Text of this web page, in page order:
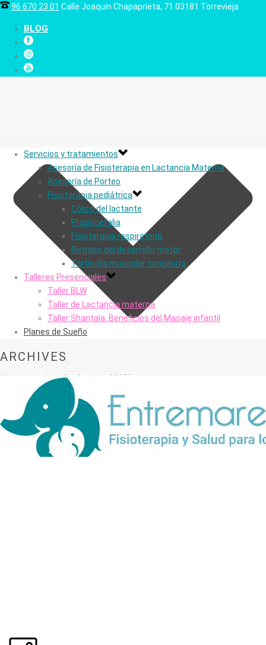
96 670 23 01 Calle Joaquín Chapaprieta, 71 03181 Torrevieja
BLOG
Servicios y tratamientos
Asesoría de Fisioterapia en Lactancia Materna
Asesoría de Porteo
Fisioterapia pediátrica
Cólico del lactante
Plagiocefalia
Fisioterapia respiratoria
Retraso del desarrollo motor
Tortícolis muscular congénita
Talleres Presenciales
Taller BLW
Taller de Lactancia materna
Taller Shantala. Beneficios del Masaje infantil
Planes de Sueño
ARCHIVES
Monthly Archive for: "marzo, 2020"
»Archivo de marzo 2020